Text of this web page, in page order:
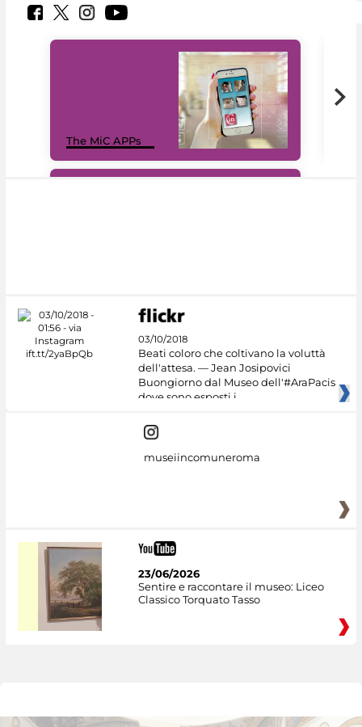
The MiC APPs
03/10/2018
Beati coloro che coltivano la voluttà
dell'attesa. — Jean Josipovici
Buongiorno dal Museo dell'#AraPacis
dove sono esposti i
museiincomuneroma
23/06/2026
Sentire e raccontare il museo: Liceo
Classico Torquato Tasso